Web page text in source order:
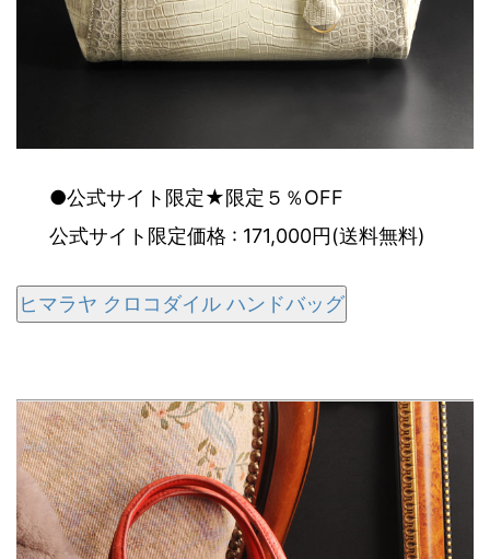
●公式サイト限定★限定５％OFF
公式サイト限定価格 : 171,000円(送料無料)
ヒマラヤ クロコダイル ハンドバッグ